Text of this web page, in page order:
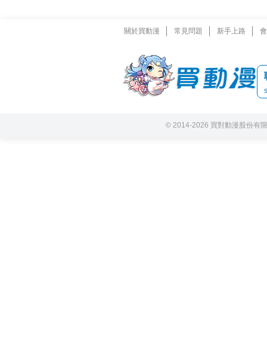
關於買動漫 常見問題 新手上路
© 2014-2026 買對動漫股份有